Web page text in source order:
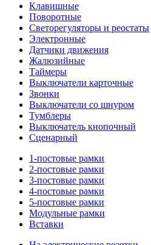
Клавишные
Поворотные
Светорегуляторы и реостаты
Электронные
Датчики движения
Жалюзийные
Таймеры
Выключатели карточные
Звонки
Выключатели со шнуром
Тумблеры
Выключатель кнопочный
Сценарный
1-постовые рамки
2-постовые рамки
3-постовые рамки
4-постовые рамки
5-постовые рамки
Модульные рамки
Вставки